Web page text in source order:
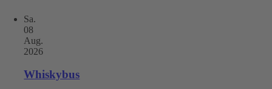
Sa.
08
Aug.
2026
Whiskybus